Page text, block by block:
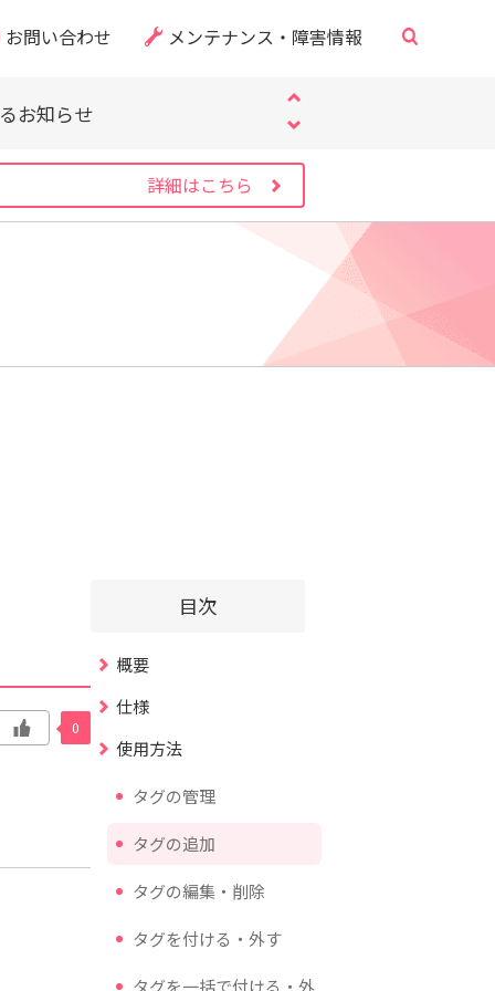
お問い合わせ メンテナンス・障害情報
イト」にご注意ください
CVE-2026-60137）
知らせ
・CVE-2026-60137）
詳細はこちら
0
目次
概要
仕様
使用方法
タグの管理
タグの追加
タグの編集・削除
タグを付ける・外す
タグを一括で付ける・外